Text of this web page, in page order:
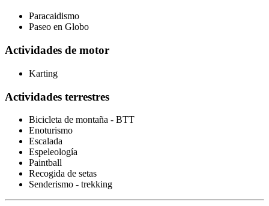
Paracaidismo
Paseo en Globo
Actividades de motor
Karting
Actividades terrestres
Bicicleta de montaña - BTT
Enoturismo
Escalada
Espeleología
Paintball
Recogida de setas
Senderismo - trekking